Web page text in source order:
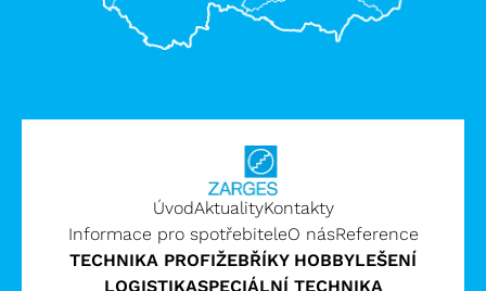
TECHNIKA PROFIŽEBŘÍKY HOBBYLEŠENÍ
LOGISTIKASPECIÁLNÍ TECHNIKA
ÚvodAktualityKontakty
Informace pro spotřebiteleO násReference